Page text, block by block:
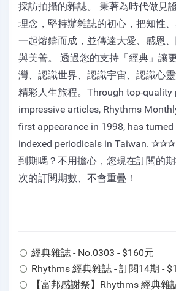
採訪拍攝的雜誌。 秉著為時代做見
理念，堅持辦雜誌的初心，把知性
一起熔鑄而成，並傳達大愛、感恩
與美善。 透過您的支持「經典」讓
灣、認識世界、認識宇宙、認識心
精彩人生旅程。Through top-quality
impressive articles, Rhythms
first appearance in 1998, has
indexed periodicals in Taiwan.
到期嗎？不用擔心，您現在訂閱的
次的訂閱期數、不會重疊！
經典雜誌 - No.0303 - $160元
Rhythms 經典雜誌 - 訂閱14期 -
【富邦感謝祭】Rhythms 經典雜